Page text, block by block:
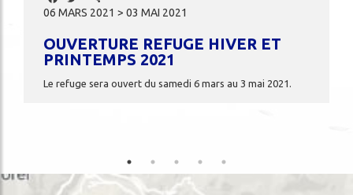
06 MARS 2021 > 03 MAI 2021
OUVERTURE REFUGE HIVER ET
PRINTEMPS 2021
Le refuge sera ouvert du samedi 6 mars au 3 mai 2021.